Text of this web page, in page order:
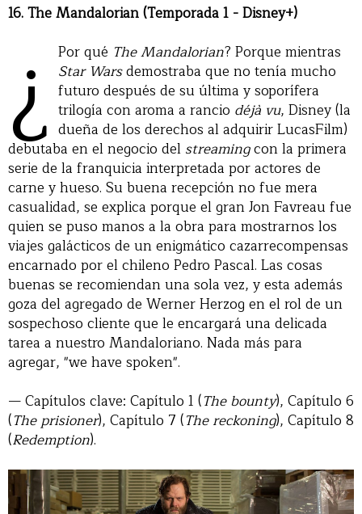
16. The Mandalorian (Temporada 1 - Disney+)
¿ Por qué The Mandalorian? Porque mientras
Star Warsdemostraba que no tenía mucho
futuro después de su última y soporífera
trilogía con aroma a rancio déjà vu, Disney (la
dueña de los derechos al adquirir LucasFilm)
debutaba en el negocio del streamingcon la primera
serie de la franquicia interpretada por actores de
carne y hueso. Su buena recepción no fue mera
casualidad, se explica porque el gran Jon Favreau fue
quien se puso manos a la obra para mostrarnos los
viajes galácticos de un enigmático cazarrecompensas
encarnado por el chileno Pedro Pascal. Las cosas
buenas se recomiendan una sola vez, y esta además
goza del agregado de Werner Herzog en el rol de un
sospechoso cliente que le encargará una delicada
tarea a nuestro Mandaloriano. Nada más para
agregar, "we have spoken".
— Capítulos clave: Capítulo 1 (The bounty), Capítulo 6
(The prisioner), Capítulo 7 (The reckoning), Capítulo 8
(Redemption).